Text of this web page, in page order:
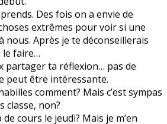
Des fois on a envie de
extrêmes pour voir si une
nous. Après je te déconseillerais
le faire…
partager ta réflexion… pas de
peut être intéressante.
comment? Mais c’est sympas
classe, non?
cours le jeudi? Mais je m’en